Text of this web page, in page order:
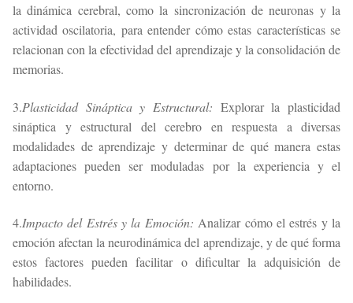
la dinámica cerebral, como la sincronización de neuronas y la
actividad oscilatoria, para entender cómo estas características se
relacionan con la efectividad del aprendizaje y la consolidación de
memorias.
3.Plasticidad Sináptica y Estructural: Explorar la plasticidad
sináptica y estructural del cerebro en respuesta a diversas
modalidades de aprendizaje y determinar de qué manera estas
adaptaciones pueden ser moduladas por la experiencia y el
entorno.
4.Impacto del Estrés y la Emoción: Analizar cómo el estrés y la
emoción afectan la neurodinámica del aprendizaje, y de qué forma
estos factores pueden facilitar o dificultar la adquisición de
habilidades.